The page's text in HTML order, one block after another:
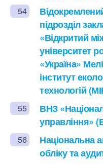
54
підрозділ
«Відкритий
університет
«Україна»
інститут
технологій
55
ВНЗ
управління»
56
Національна
обліку та